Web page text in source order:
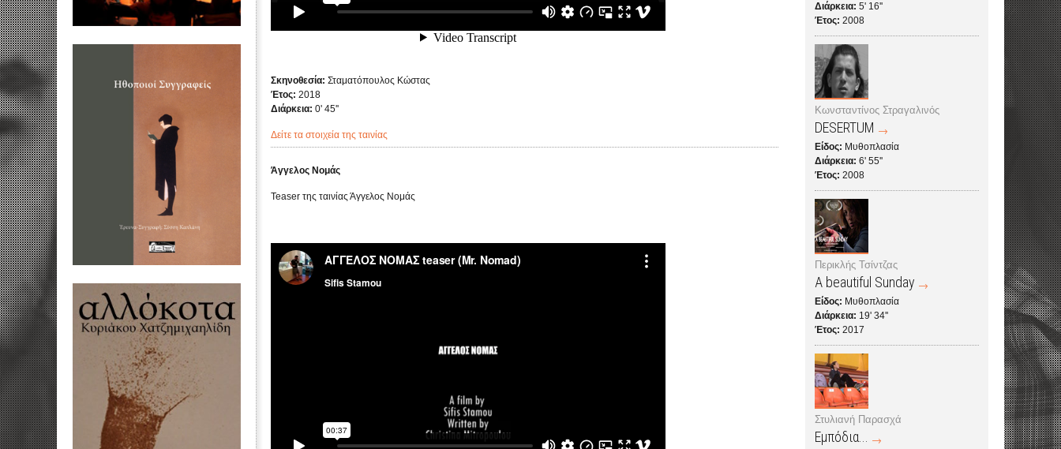
Σκηνοθεσία: Σταματόπουλος Κώστας
Έτος: 2018
Διάρκεια: 0' 45''
Δείτε τα στοιχεία της ταινίας
Άγγελος Νομάς
Teaser της ταινίας Άγγελος Νομάς
Διάρκεια: 5' 16''
Έτος: 2008
Κωνσταντίνος Στραγαλινός
DESERTUM
Είδος: Μυθοπλασία
Διάρκεια: 6' 55''
Έτος: 2008
Περικλής Τσίντζας
A beautiful Sunday
Είδος: Μυθοπλασία
Διάρκεια: 19' 34''
Έτος: 2017
Στυλιανή Παρασχά
Εμπόδια...